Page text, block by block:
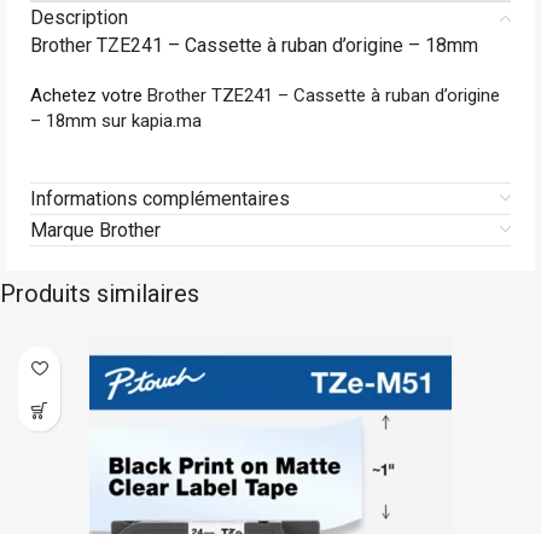
Description
Brother TZE241 – Cassette à ruban d’origine – 18mm
Achetez votre Brother TZE241 – Cassette à ruban d’origine
– 18mm sur kapia.ma
Informations complémentaires
Marque Brother
Produits similaires
En stock Brother